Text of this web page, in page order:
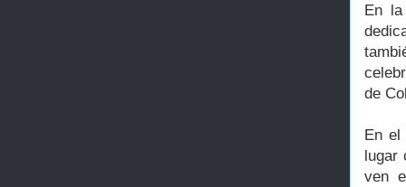
En
de
En el
lugar
ven